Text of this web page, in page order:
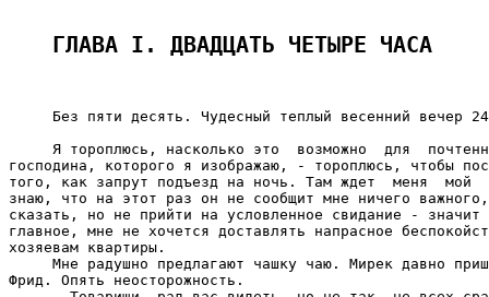
ГЛАВА I. ДВАДЦАТЬ ЧЕТЫРЕ ЧАСА
Без пяти десять. Чудесный теплый весенний вечер
Я тороплюсь, насколько это  возможно  для
господина, которого я изображаю, - тороплюсь, чтобы
того, как запрут подъезд на ночь. Там ждет  меня  мой
знаю, что на этот раз он не сообщит мне ничего
сказать, но не прийти на условленное свидание -
главное, мне не хочется доставлять напрасное
хозяевам квартиры.
Мне радушно предлагают чашку чаю. Мирек давно
Фрид. Опять неосторожность.